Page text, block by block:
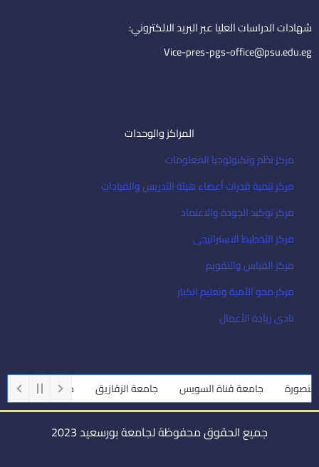
i
l
شهادات الدراسات العليا عبر البريد الالكتروني:
Vice-pres-pgs-office@psu.edu.eg
المراكز والوحدات
مركز نظم وتكنولوجيا المعلومات
مركز تنمية قدرات أعضاء هيئة التدريس والقيادات
مركز توكيد الجودة والاعتماد
مركز التخطيط الاستراتيجى
مركز القياس والتقويم
مركز محو الأمية وتعليم الكبار
نادى ريادة الأعمال
جامعة قناة السويس جامعة الزقازيق جامعة أسيوط
جميع الحقوق محفوظة لجامعة بورسعيد 2023